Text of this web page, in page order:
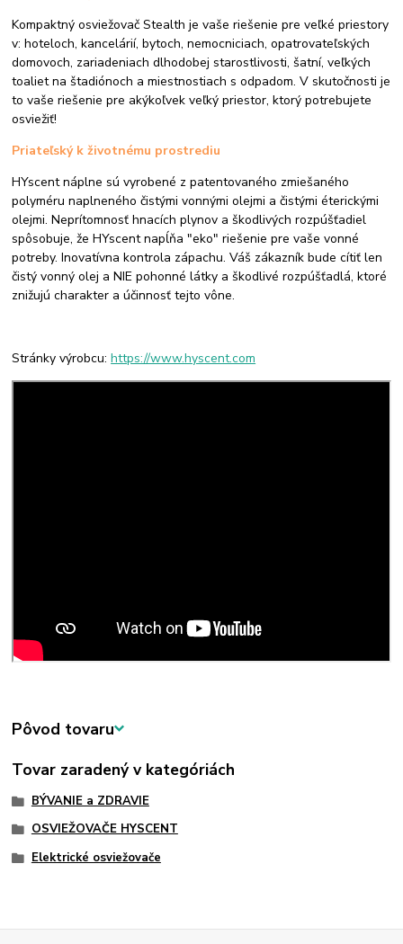
Kompaktný osviežovač Stealth je vaše riešenie pre veľké priestory
v: hoteloch, kancelárií, bytoch, nemocniciach, opatrovateľských
domovoch, zariadeniach dlhodobej starostlivosti, šatní, veľkých
toaliet na štadiónoch a miestnostiach s odpadom. V skutočnosti je
to vaše riešenie pre akýkoľvek veľký priestor, ktorý potrebujete
osviežiť!
Priateľský k životnému prostrediu
HYscent náplne sú vyrobené z patentovaného zmiešaného
polyméru naplneného čistými vonnými olejmi a čistými éterickými
olejmi. Neprítomnosť hnacích plynov a škodlivých rozpúšťadiel
spôsobuje, že HYscent napĺňa "eko" riešenie pre vaše vonné
potreby. Inovatívna kontrola zápachu. Váš zákazník bude cítiť len
čistý vonný olej a NIE pohonné látky a škodlivé rozpúšťadlá, ktoré
znižujú charakter a účinnosť tejto vône.
Stránky výrobcu:https://www.hyscent.com
Pôvod tovaru
Tovar zaradený v kategóriách
BÝVANIE a ZDRAVIE
OSVIEŽOVAČE HYSCENT
Elektrické osviežovače